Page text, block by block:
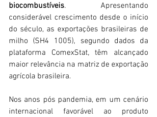
biocombustíveis. Apresentando
considerável crescimento desde o início
do século, as exportações brasileiras de
milho (SH4 1005), segundo dados da
plataforma ComexStat, têm alcançado
maior relevância na matriz de exportação
agrícola brasileira.
Nos anos pós pandemia, em um cenário
internacional favorável ao produto